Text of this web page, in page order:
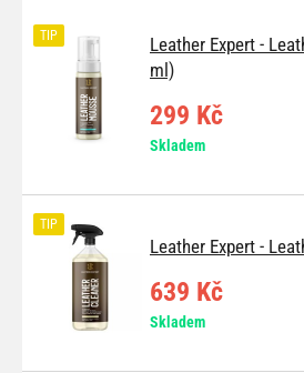
Leather Expert -
ml)
TIP
299 Kč
Skladem
Leather Expert -
TIP
639 Kč
Skladem